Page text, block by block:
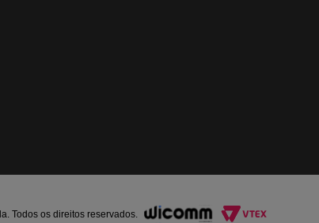
Todos os direitos reservados.